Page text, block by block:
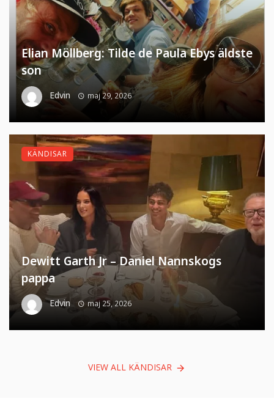
Elian Möllberg: Tilde de Paula Ebys äldste
son
Edvin maj 29, 2026
Dewitt Garth Jr – Daniel Nannskogs
pappa
Edvin maj 25, 2026
KÄNDISAR
VIEW ALL KÄNDISAR